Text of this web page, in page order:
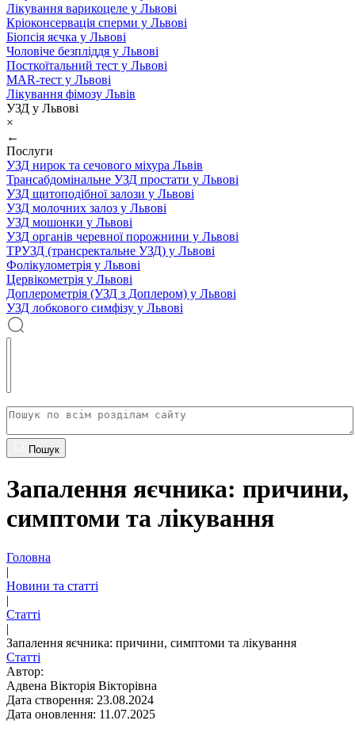
Лікування варикоцеле у Львові
Кріоконсервація сперми у Львові
Біопсія яєчка у Львові
Чоловіче безпліддя у Львові
Посткоїтальний тест у Львові
MAR-тест у Львові
Лікування фімозу Львів
УЗД у Львові
×
←
Послуги
УЗД нирок та сечового міхура Львів
Трансабдомінальне УЗД простати у Львові
УЗД щитоподібної залози у Львові
УЗД молочних залоз у Львові
УЗД мошонки у Львові
УЗД органів черевної порожнини у Львові
ТРУЗД (трансректальне УЗД) у Львові
Фолікулометрія у Львові
Цервікометрія у Львові
Доплерометрія (УЗД з Доплером) у Львові
УЗД лобкового симфізу у Львові
Пошук
Запалення яєчника: причини,
симптоми та лікування
Головна
|
Новини та статті
|
Статті
|
Запалення яєчника: причини, симптоми та лікування
Статті
Автор:
Адвена Вікторія Вікторівна
Дата створення: 23.08.2024
Дата оновлення: 11.07.2025